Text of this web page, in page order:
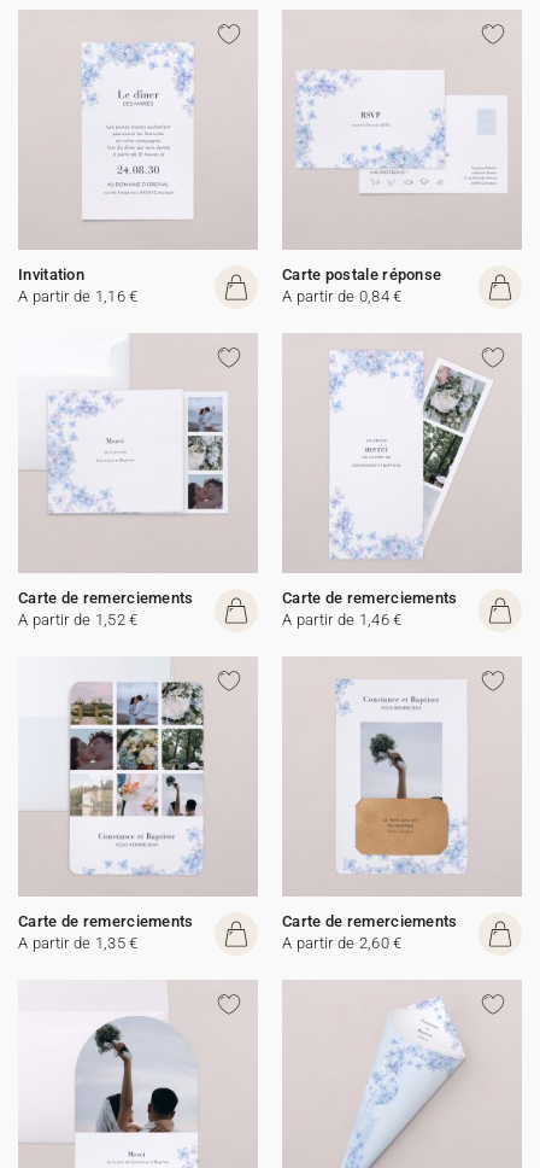
Invitation
A partir de 1,16 €
Carte postale réponse
A partir de 0,84 €
Carte de remerciements
A partir de 1,52 €
Carte de remerciements
A partir de 1,46 €
Carte de remerciements
A partir de 1,35 €
Carte de remerciements
A partir de 2,60 €